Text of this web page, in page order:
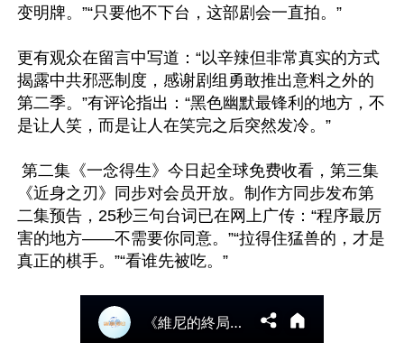
变明牌。”“只要他不下台，这部剧会一直拍。”
更有观众在留言中写道：“以辛辣但非常真实的方式
揭露中共邪恶制度，感谢剧组勇敢推出意料之外的
第二季。”有评论指出：“黑色幽默最锋利的地方，不
是让人笑，而是让人在笑完之后突然发冷。”
《近身之刃》同步对会员开放。制作方同步发布第
二集预告，25秒三句台词已在网上广传：“程序最厉
害的地方——不需要你同意。”“拉得住猛兽的，才是
真正的棋手。”“看谁先被吃。”